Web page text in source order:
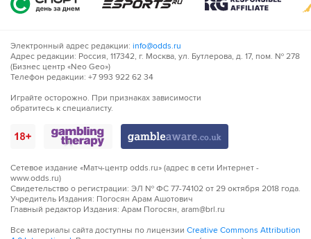
Электронный адрес редакции: info@odds.ru
Адрес редакции: Россия, 117342, г. Москва, ул. Бутлерова, д. 17, пом. № 278
(Бизнес центр «Neo Geo»)
Телефон редакции: +7 993 922 62 34
Играйте осторожно. При признаках зависимости
обратитесь к специалисту.
Сетевое издание «Матч-центр odds.ru» (адрес в сети Интернет -
www.odds.ru)
Свидетельство о регистрации: ЭЛ № ФС 77-74102 от 29 октября 2018 года.
Учредитель Издания: Погосян Арам Ашотович
Главный редактор Издания: Арам Погосян, aram@brl.ru
Все материалы сайта доступны по лицензии Creative Commons Attribution